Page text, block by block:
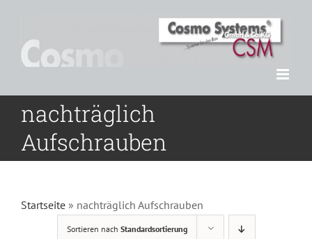
springen
nachträglich
Aufschrauben
Startseite » nachträglich Aufschrauben
Sortieren nach Standardsortierung